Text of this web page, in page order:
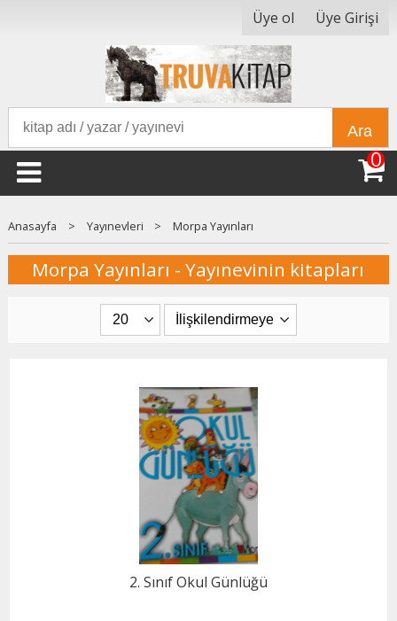
Üye ol Üye Girişi
Ara
0
Anasayfa > Yayınevleri > Morpa Yayınları
Morpa Yayınları - Yayınevinin kitapları
2. Sınıf Okul Günlüğü